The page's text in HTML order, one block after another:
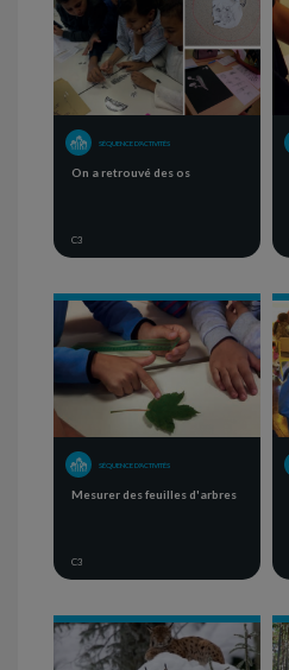
SÉQUENCE D'ACTIVITÉS
On a retrouvé des os
C3
SÉQUENCE D'ACTIVITÉS
Mesurer des feuilles d'arbres
C3